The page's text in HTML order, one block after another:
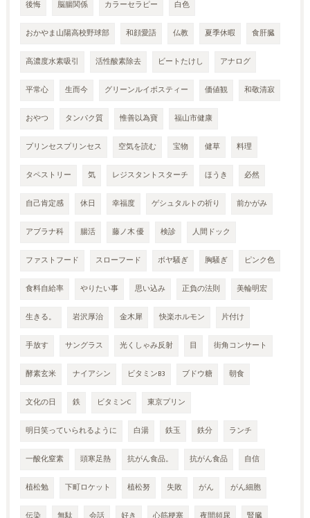
後悔 脳腸関係 カラーセラピー 白色
おかやま山陽高校野球部 和顔愛語 仏教 夏季休暇 食肝臓
高濃度水素吸引 活性酸素除去 ビートたけし アナログ
平常心 生而今 グリーンルイボスティー 価値観 和敬清寂
おやつ タンパク質 惟善以為寶 福山市健康
プリンセスプリンセス 空気を読む 宝物 健草 料理
タペストリー 気 レジスタントスターチ ほうき 必然
自己肯定感 休日 幸福度 ゲシュタルトの祈り 前かがみ
アブラナ科 腸活 藤ノ木 優 検診 人間ドック
ファストフード スローフード ボヤ騒ぎ 胸騒ぎ ピンク色
食料自給率 やりたい事 思い込み 正負の法則 美輪明宏
生きる。 岩沢厚治 金木犀 快楽ホルモン 片付け
手放す サングラス 光くしゃみ反射 目 街角コンサート
酵素玄米 ナイアシン ビタミンB3 ブドウ糖 朝食
文化の日 鉄 ビタミンC 東京プリン
明日笑っていられるように 白湯 鉄玉 鉄分 ランチ
一酸化窒素 頭寒足熱 抗がん食品。 抗がん食品 自信
植松勉 下町ロケット 植松努 失敗 がん がん細胞